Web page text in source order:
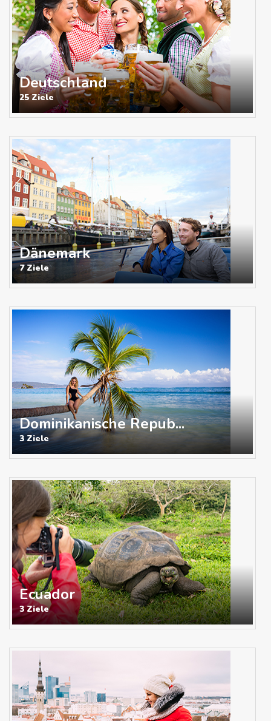
Deutschland
25 Ziele
Dänemark
7 Ziele
Dominikanische Repub...
3 Ziele
Ecuador
3 Ziele